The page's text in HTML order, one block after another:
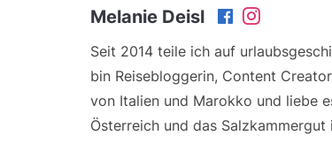
Melanie Deisl
Seit 2014 teile ich auf
bin Reisebloggerin, Content
von Italien und Marokko und liebe
Österreich und das